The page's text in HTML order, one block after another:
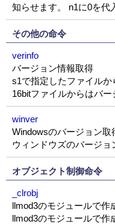
知らせます。 n1に0を代
その他の命令
verinfo
バージョン情報取得
s1で指定したファイルか
16bitファイルからはバ
winver
Windowsのバージョン取
ウィンドウズのバージョ
オブジェクト制御命令
_clrobj
llmod3のモジュールで作
llmod3のモジュールで